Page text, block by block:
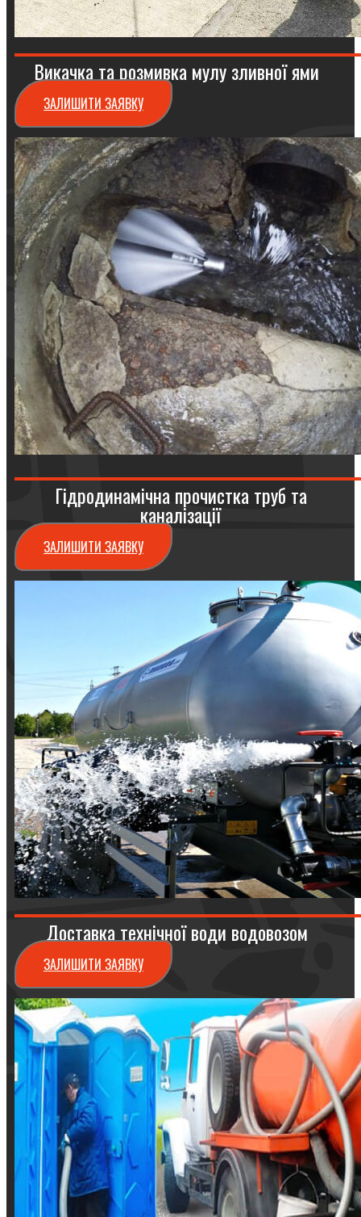
Викачка та розмивка мулу зливної ями
ЗАЛИШИТИ ЗАЯВКУ
Гідродинамічна прочистка труб та
каналізації
ЗАЛИШИТИ ЗАЯВКУ
Доставка технічної води водовозом
ЗАЛИШИТИ ЗАЯВКУ